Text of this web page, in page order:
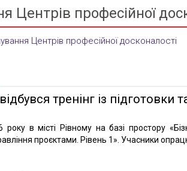
Центрів професійної
Центрів професійної досконалості
тренінг із підготовки
в місті Рівному на базі простору
проєктами. Рівень 1». Учасники